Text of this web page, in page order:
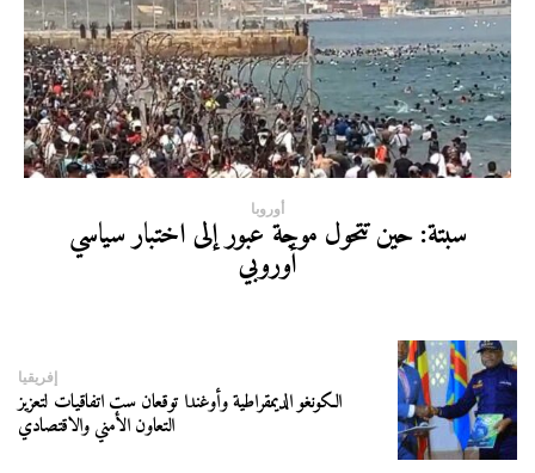
أوروبا
سبتة: حين تتحول موجة عبور إلى اختبار سياسي
أوروبي
إفريقيا
الكونغو الديمقراطية وأوغندا توقعان ست اتفاقيات لتعزيز
التعاون الأمني والاقتصادي